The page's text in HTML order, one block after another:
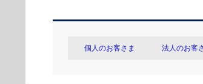
個人のお客さま 法人のお客